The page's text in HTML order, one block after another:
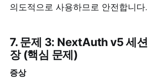
의도적으로 사용하므로 안전합니다.
7. 문제 3: NextAuth v5 세션
장 (핵심 문제)
증상